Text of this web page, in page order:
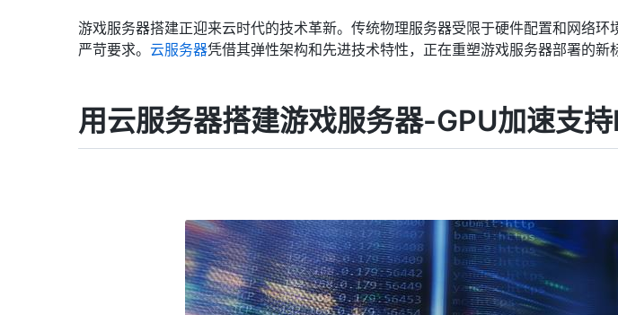
游戏服务器搭建正迎来云时代的技术革新。传统物理服务器受限于硬件配置和网络
严苛要求。 云服务器凭借其弹性架构和先进技术特性，正在重塑游戏服务器部署的新
用云服务器搭建游戏服务器-GPU加速支